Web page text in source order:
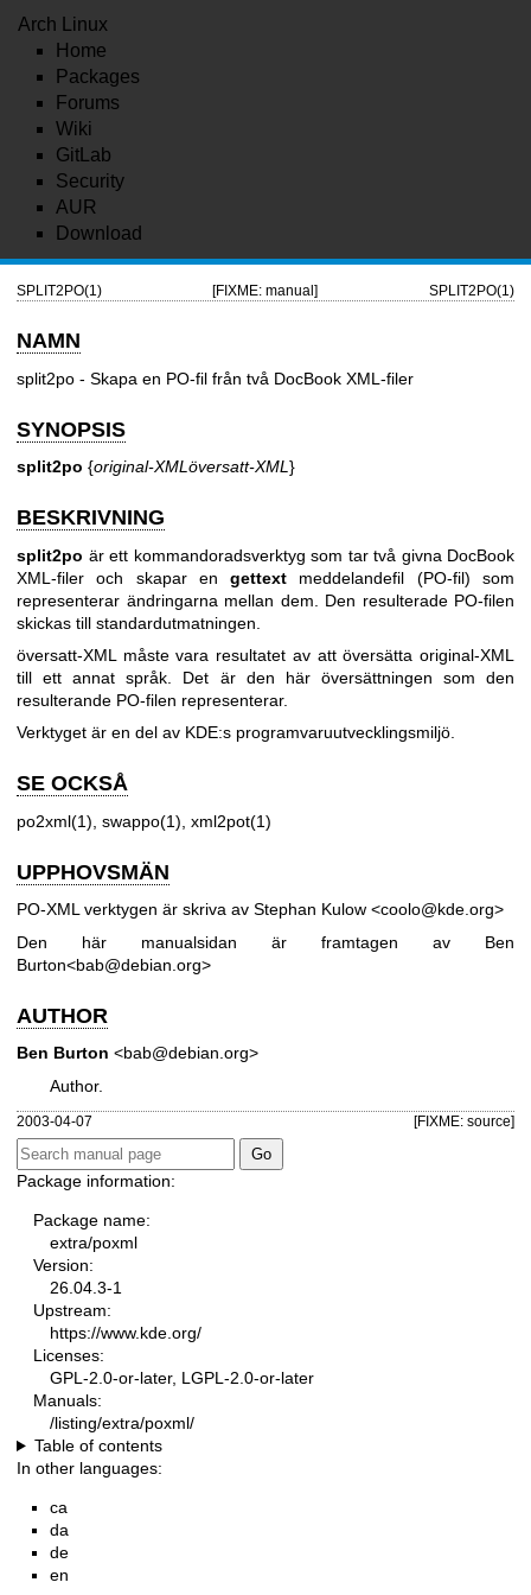
Arch Linux
Home
Packages
Forums
Wiki
GitLab
Security
AUR
Download
SPLIT2PO(1) [FIXME: manual] SPLIT2PO(1)
NAMN
split2po - Skapa en PO-fil från två DocBook XML-filer
SYNOPSIS
split2po {original-XML översatt-XML }
BESKRIVNING
split2po är ett kommandoradsverktyg som tar två givna DocBook
XML-filer och skapar engettext meddelandefil (PO-fil) som
representerar ändringarna mellan dem. Den resulterade PO-filen
skickas till standardutmatningen.
översatt-XML måste vara resultatet av att översätta original-XML
till ett annat språk. Det är den här översättningen som den
resulterande PO-filen representerar.
Verktyget är en del av KDE:s programvaruutvecklingsmiljö.
SE OCKSÅ
po2xml(1), swappo(1), xml2pot(1)
UPPHOVSMÄN
PO-XML verktygen är skriva av Stephan Kulow <coolo@kde.org>
Den här manualsidan är framtagen av Ben
Burton<bab@debian.org>
AUTHOR
Ben Burton <bab@debian.org>
Author.
2003-04-07 [FIXME: source]
Package information:
Package name:
extra/poxml
Version:
26.04.3-1
Upstream:
https://www.kde.org/
Licenses:
GPL-2.0-or-later, LGPL-2.0-or-later
Manuals:
/listing/extra/poxml/
Table of contents
In other languages:
ca
da
de
en